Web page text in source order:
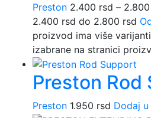
Preston 2.400 rsd – 2.800
2.400 rsd do 2.800 rsd
proizvod ima više
izabrane na stranici
Preston Rod
Preston 1.950 rsd Dodaj